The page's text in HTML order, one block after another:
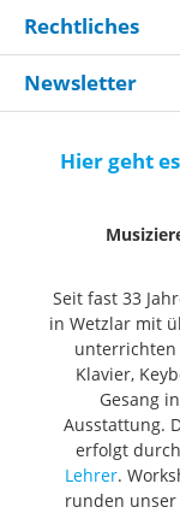
Rechtliches
Newsletter
Hier geht
Seit fast 33
in Wetzlar mit
unterrichten
Klavier,
Gesang
Ausstattung.
erfolgt
Lehrer.
runden unser